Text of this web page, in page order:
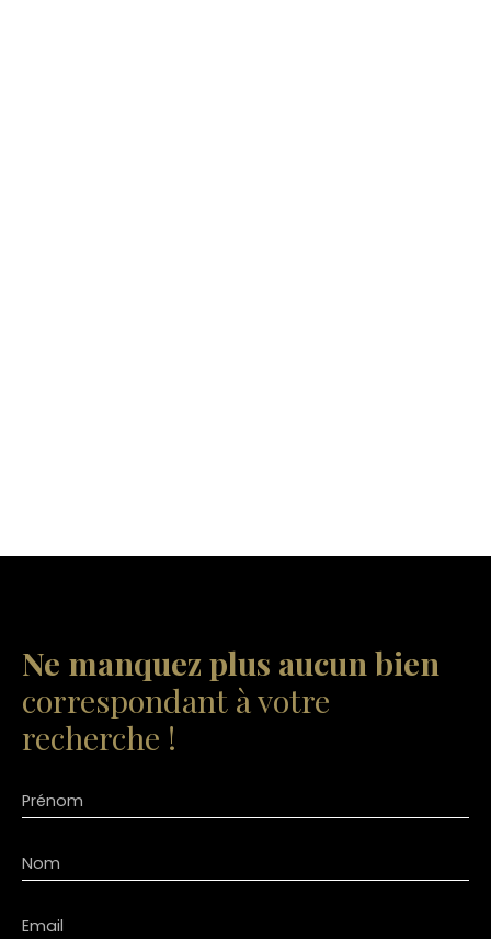
Ne manquez plus aucun bien
correspondant à votre
recherche !
Prénom
Nom
Email